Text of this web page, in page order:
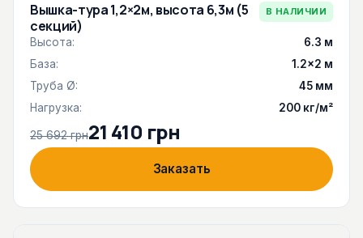
Вышка-тура 1,2×2м, высота 6,3м (5
секций)
В НАЛИЧИИ
Высота:
6.3 м
База:
1.2×2 м
Труба Ø:
45 мм
Нагрузка:
200 кг/м²
25 692 грн21 410 грн
Заказать